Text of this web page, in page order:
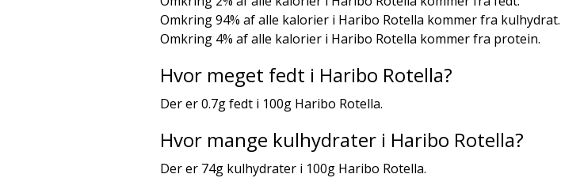
Omkring 94% af alle kalorier i Haribo Rotella kommer fra kulhydrat.
Omkring 4% af alle kalorier i Haribo Rotella kommer fra protein.
Hvor meget fedt i Haribo Rotella?
Der er 0.7g fedt i 100g Haribo Rotella.
Hvor mange kulhydrater i Haribo Rotella?
Der er 74g kulhydrater i 100g Haribo Rotella.